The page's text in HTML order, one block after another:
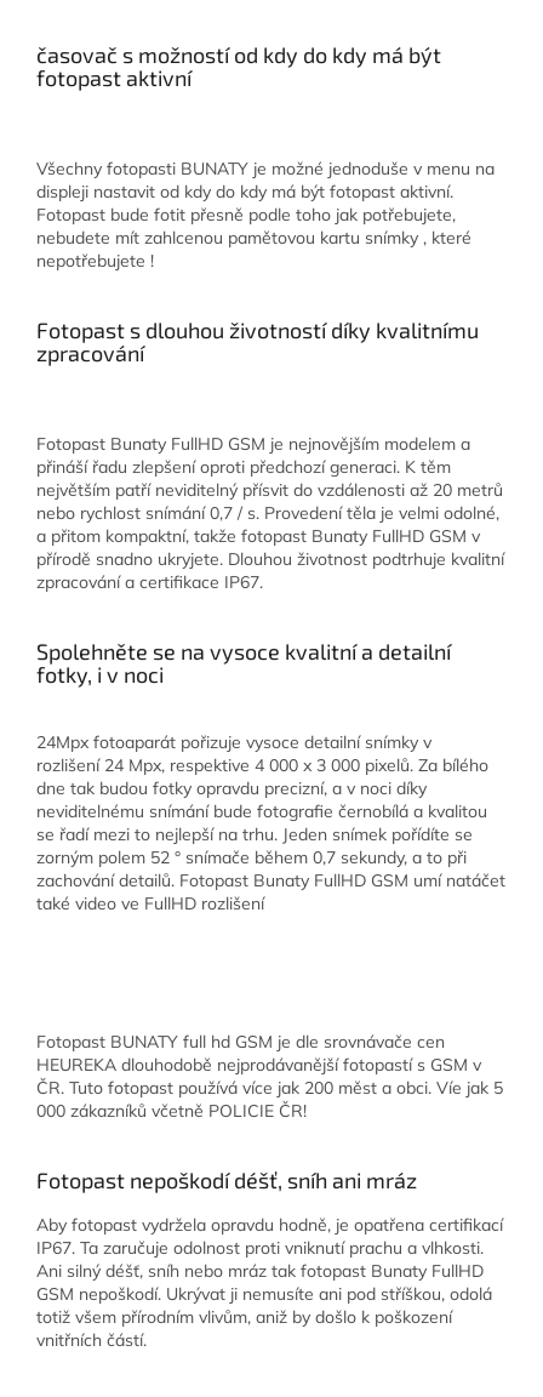
časovač s možností od kdy do kdy má být
fotopast aktivní
Všechny fotopasti BUNATY je možné jednoduše v menu na
displeji nastavit od kdy do kdy má být fotopast aktivní.
Fotopast bude fotit přesně podle toho jak potřebujete,
nebudete mít zahlcenou pamětovou kartu snímky , které
nepotřebujete !
Fotopast s dlouhou životností díky kvalitnímu
zpracování
Fotopast Bunaty FullHD GSM je nejnovějším modelem a
přináší řadu zlepšení oproti předchozí generaci. K těm
největším patří neviditelný přísvit do vzdálenosti až 20 metrů
nebo rychlost snímání 0,7 / s. Provedení těla je velmi odolné,
a přitom kompaktní, takže fotopast Bunaty FullHD GSM v
přírodě snadno ukryjete. Dlouhou životnost podtrhuje kvalitní
zpracování a certifikace IP67.
Spolehněte se na vysoce kvalitní a detailní
fotky, i v noci
24Mpx fotoaparát pořizuje vysoce detailní snímky v
rozlišení 24 Mpx, respektive 4 000 x 3 000 pixelů. Za bílého
dne tak budou fotky opravdu precizní, a v noci díky
neviditelnému snímání bude fotografie černobílá a kvalitou
se řadí mezi to nejlepší na trhu. Jeden snímek pořídíte se
zorným polem 52 ° snímače během 0,7 sekundy, a to při
zachování detailů. Fotopast Bunaty FullHD GSM umí natáčet
také video ve FullHD rozlišení
Fotopast BUNATY full hd GSM je dle srovnávače cen
HEUREKA dlouhodobě nejprodávanější fotopastí s GSM v
ČR. Tuto fotopast používá více jak 200 měst a obci. Víe jak 5
000 zákazníků včetně POLICIE ČR!
Fotopast nepoškodí déšť, sníh ani mráz
Aby fotopast vydržela opravdu hodně, je opatřena certifikací
IP67. Ta zaručuje odolnost proti vniknutí prachu a vlhkosti.
Ani silný déšť, sníh nebo mráz tak fotopast Bunaty FullHD
GSM nepoškodí. Ukrývat ji nemusíte ani pod stříškou, odolá
totiž všem přírodním vlivům, aniž by došlo k poškození
vnitřních částí.